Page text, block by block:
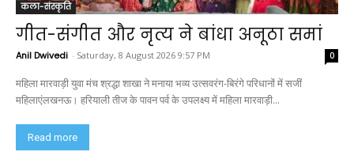
कला-संस्कृति
गीत-संगीत और नृत्य ने बांधा अनूठा समां
Anil Dwivedi - Saturday, 8 August 2026 9:57 PM 0
महिला मारवाड़ी युवा मंच श्रद्धा शाखा ने मनाया भव्य उत्सवरंग-बिरंगे परिधानों में सजीं
महिलाएंलखनऊ। हरियाली तीज के पावन पर्व के उपलक्ष्य में महिला मारवाड़ी...
Read more